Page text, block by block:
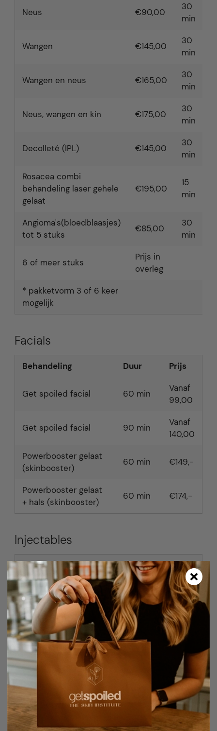
Neus €90,00
30
min
Wangen €145,00
30
min
Wangen en neus €165,00
30
min
Neus, wangen en kin €175,00
30
min
Decolleté (IPL) €145,00
30
min
Rosacea combi
behandeling laser gehele
gelaat
€195,00
15
min
Angioma's(bloedblaasjes)
tot 5 stuks
€85,00
30
min
6 of meer stuks
Prijs in
overleg
* pakketvorm 3 of 6 keer
mogelijk
Facials
Behandeling Duur Prijs
Get spoiled facial 60 min
Vanaf
99,00
Get spoiled facial 90 min
Vanaf
140,00
Powerbooster gelaat
(skinbooster)
60 min €149,-
Powerbooster gelaat
+ hals (skinbooster)
60 min €174,-
Injectables
Behandeling Prijs
Baby botox 1 zone v.a. €100,00
Botox 1 locatie €200,00
Botox 2 locaties €350,00
Botox 3 locaties €450,00
Botox klein gebied
Botox voorhoofd €200,00
Botox kraaienpootjes v.a. €200,00